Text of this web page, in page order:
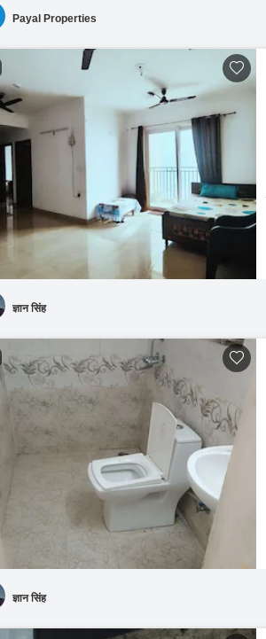
Payal Properties
ज्ञान सिंह
ज्ञान सिंह